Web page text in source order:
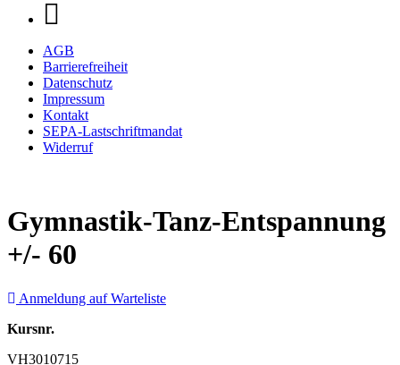
AGB
Barrierefreiheit
Datenschutz
Impressum
Kontakt
SEPA-Lastschriftmandat
Widerruf
Gymnastik-Tanz-Entspannung
+/- 60
Anmeldung auf Warteliste
Kursnr.
VH3010715